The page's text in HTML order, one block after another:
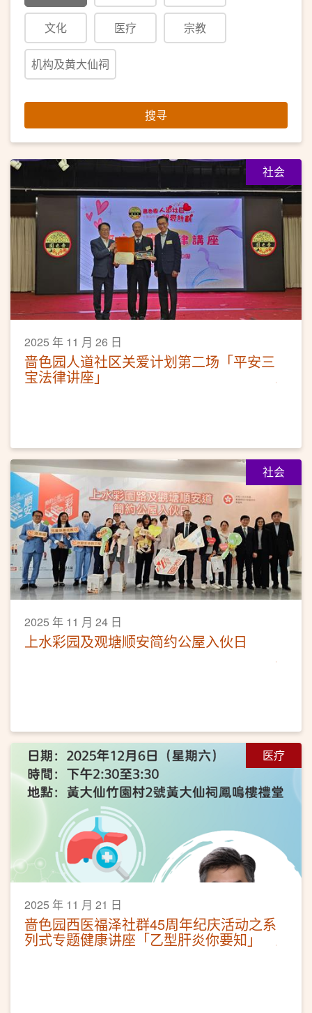
文化 医疗 宗教
机构及黄大仙祠
搜寻
社会
2025 年 11 月 26 日
啬色园人道社区关爱计划第二场「平安三
宝法律讲座」
社会
2025 年 11 月 24 日
上水彩园及观塘顺安简约公屋入伙日
医疗
2025 年 11 月 21 日
啬色园西医福泽社群45周年纪庆活动之系
列式专题健康讲座「乙型肝炎你要知」